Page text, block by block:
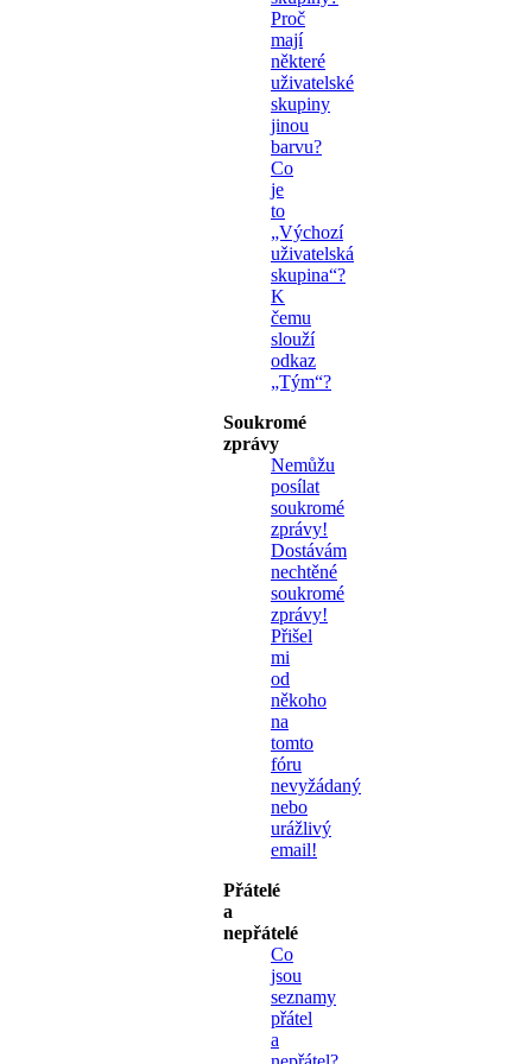
Proč
mají
některé
uživatelské
skupiny
jinou
barvu?
Co
je
to
„Výchozí
uživatelská
skupina“?
K
čemu
slouží
odkaz
„Tým“?
Soukromé
zprávy
Nemůžu
posílat
soukromé
zprávy!
Dostávám
nechtěné
soukromé
zprávy!
Přišel
mi
od
někoho
na
tomto
fóru
nevyžádaný
nebo
urážlivý
email!
Přátelé
a
nepřátelé
Co
jsou
seznamy
přátel
a